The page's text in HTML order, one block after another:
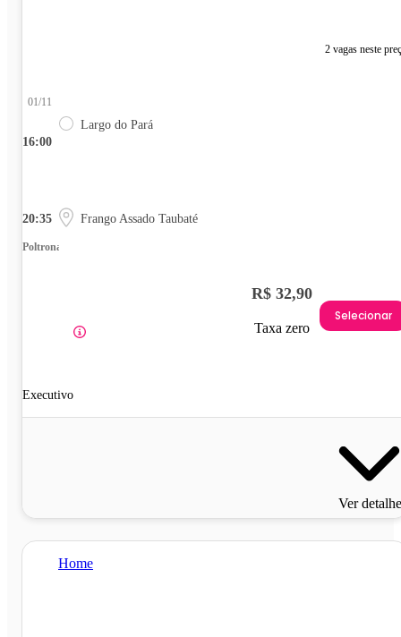
2 vagas neste
16:00
01/11
Largo do Pará
20:35 Frango Assado Taubaté
Poltrona
Executivo
R$ 32,90
Taxa zero
Selecionar
Ver
Home